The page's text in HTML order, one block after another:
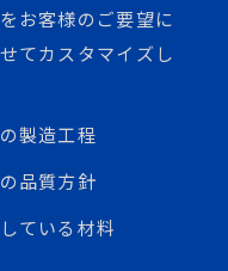
お客様のご要望に
てカスタマイズし
製造工程
品質方針
ている材料